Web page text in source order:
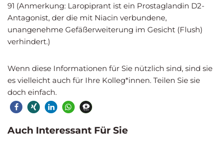
91 (Anmerkung: Laropiprant ist ein Prostaglandin D2-
Antagonist, der die mit Niacin verbundene,
unangenehme Gefäßerweiterung im Gesicht (Flush)
verhindert.)
Wenn diese Informationen für Sie nützlich sind, sind sie
es vielleicht auch für Ihre Kolleg*innen. Teilen Sie sie
doch einfach.
Auch Interessant Für Sie